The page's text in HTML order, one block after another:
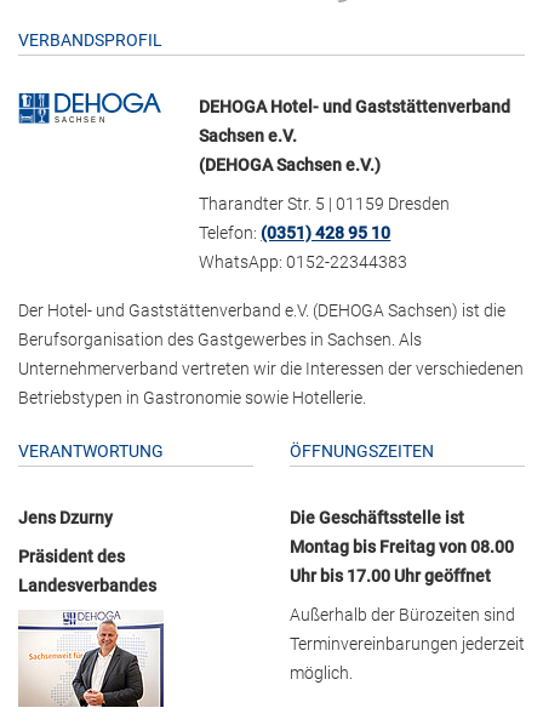
VERBANDSPROFIL
DEHOGA Hotel- und Gaststättenverband
Sachsen e.V.
(DEHOGA Sachsen e.V.)
Tharandter Str. 5 | 01159 Dresden
Telefon:(0351) 428 95 10
WhatsApp: 0152-22344383
Der Hotel- und Gaststättenverband e.V. (DEHOGA Sachsen) ist die
Berufsorganisation des Gastgewerbes in Sachsen. Als
Unternehmerverband vertreten wir die Interessen der verschiedenen
Betriebstypen in Gastronomie sowie Hotellerie.
VERANTWORTUNG
Jens Dzurny
Präsident des
Landesverbandes
ÖFFNUNGSZEITEN
Die Geschäftsstelle ist
Montag bis Freitag von 08.00
Uhr bis 17.00 Uhr geöffnet
Außerhalb der Bürozeiten sind
Terminvereinbarungen jederzeit
möglich.